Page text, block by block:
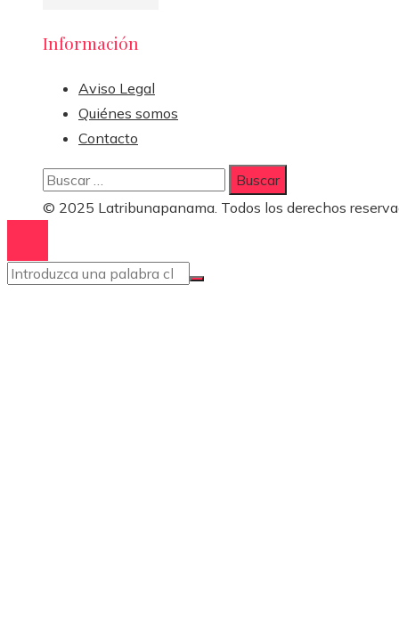
Información
Aviso Legal
Quiénes somos
Contacto
Buscar:
© 2025 Latribunapanama. Todos los derechos